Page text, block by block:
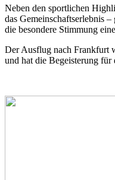
Neben den sportlichen
das Gemeinschaftserlebnis
die besondere Stimmung
Der Ausflug nach Frankfurt
und hat die Begeisterung für